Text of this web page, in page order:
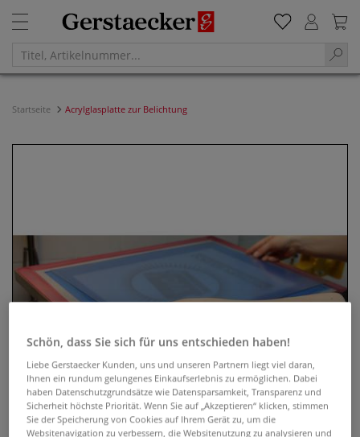
Startseite Acrylglasplatte zur Belichtung
Schön, dass Sie sich für uns entschieden haben!
Liebe Gerstaecker Kunden, uns und unseren Partnern liegt viel daran,
Ihnen ein rundum gelungenes Einkaufserlebnis zu ermöglichen. Dabei
haben Datenschutzgrundsätze wie Datensparsamkeit, Transparenz und
Sicherheit höchste Priorität. Wenn Sie auf „Akzeptieren“ klicken, stimmen
Sie der Speicherung von Cookies auf Ihrem Gerät zu, um die
Websitenavigation zu verbessern, die Websitenutzung zu analysieren und